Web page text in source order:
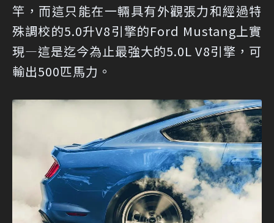
竿，而這只能在一輛具有外觀張力和經過特
殊調校的5.0升V8引擎的Ford Mustang上實
現—這是迄今為止最強大的5.0L V8引擎，可
輸出500匹馬力。